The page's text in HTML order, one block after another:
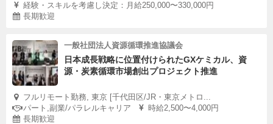
経験・スキルを考慮し決定：月給250,000〜330,000円
長期歓迎
一般社団法人資源循環推進協議会
日本成長戦略に位置付けられたGXケミカル、資
源・炭素循環市場創出プロジェクト推進
フルリモート勤務, 東京 [千代田区/JR・東京メトロ...
パート,副業/パラレルキャリア
時給2,500〜4,000円
長期歓迎